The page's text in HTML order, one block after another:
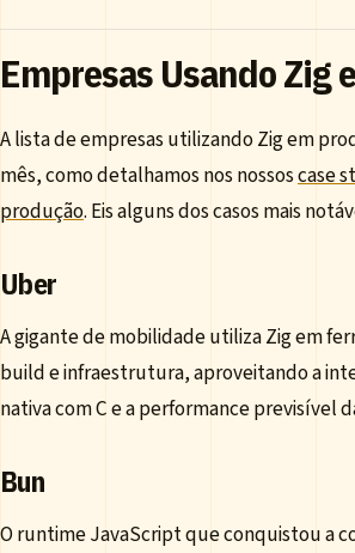
Empresas Usando Zig
A lista de empresas utilizando Zig em
mês, como detalhamos nos nossoscase
produção. Eis alguns dos casos mais
Uber
A gigante de mobilidade utiliza Zig em
build e infraestrutura, aproveitando a
nativa com C e a performance previsível
Bun
O runtime JavaScript que conquistou a